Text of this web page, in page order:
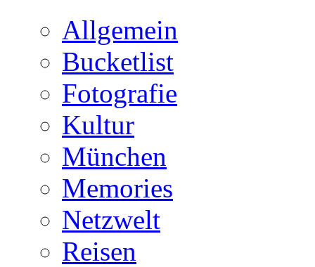
Allgemein
Bucketlist
Fotografie
Kultur
München
Memories
Netzwelt
Reisen